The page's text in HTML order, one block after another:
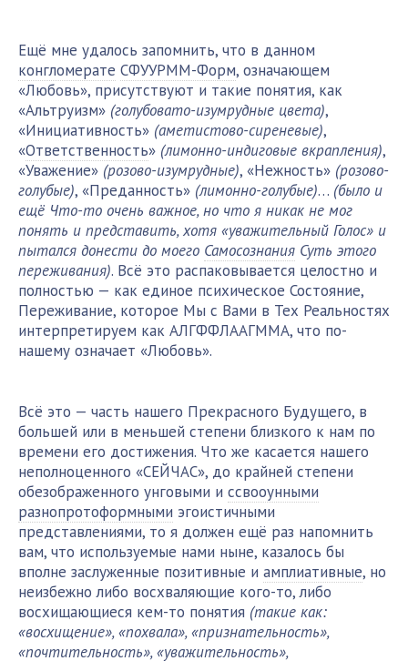
Ещё мне удалось запомнить, что в данном
конгломерате СФУУРММ-Форм, означающем
«Любовь», присутствуют и такие понятия, как
«Альтруизм» (голубовато-изумрудные цвета),
«Инициативность» (аметистово-сиреневые),
«Ответственность» (лимонно-индиговые вкрапления),
«Уважение» (розово-изумрудные), «Нежность» (розово-
голубые), «Преданность» (лимонно-голубые)… (было и
ещё Что-то очень важное, но что я никак не мог
понять и представить, хотя «уважительный Голос» и
пытался донести до моего Самосознания Суть этого
переживания). Всё это распаковывается целостно и
полностью — как единое психическое Состояние,
Переживание, которое Мы с Вами в Тех Реальностях
интерпретируем как АЛГФФЛААГММА, что по-
нашему означает «Любовь».
Всё это — часть нашего Прекрасного Будущего, в
большей или в меньшей степени близкого к нам по
времени его достижения. Что же касается нашего
неполноценного «СЕЙЧАС», до крайней степени
обезображенного унговыми и ссвооунными
разнопротоформными эгоистичными
представлениями, то я должен ещё раз напомнить
вам, что используемые нами ныне, казалось бы
вполне заслуженные позитивные и амплиативные, но
неизбежно либо восхваляющие кого-то, либо
восхищающиеся кем-то понятия (такие как:
«восхищение», «похвала», «признательность»,
«почтительность», «уважительность»,